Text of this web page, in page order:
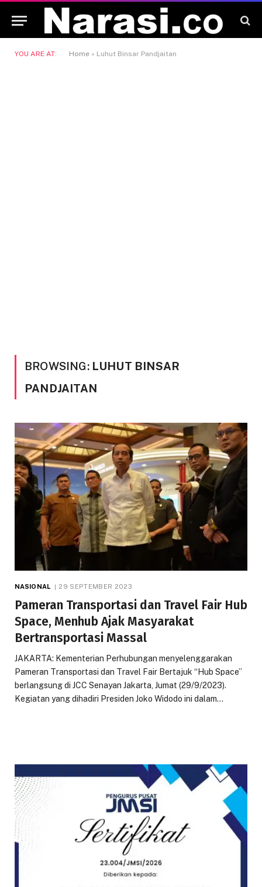
YOU ARE AT: Home » Luhut Binsar Pandjaitan
BROWSING: LUHUT BINSAR
PANDJAITAN
NASIONAL 29 SEPTEMBER 2023
Pameran Transportasi dan Travel Fair Hub
Space, Menhub Ajak Masyarakat
Bertransportasi Massal
JAKARTA: Kementerian Perhubungan menyelenggarakan
Pameran Transportasi dan Travel Fair Bertajuk “Hub Space”
berlangsung di JCC Senayan Jakarta, Jumat (29/9/2023).
Kegiatan yang dihadiri Presiden Joko Widodo ini dalam…